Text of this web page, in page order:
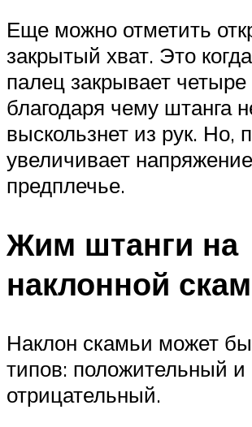
Еще можно отметить
закрытый хват. Это
палец закрывает
благодаря чему штанга
выскользнет из рук. Но,
увеличивает
предплечье.
Жим штанги на
наклонной
Наклон скамьи может
типов: положительный и
отрицательный.